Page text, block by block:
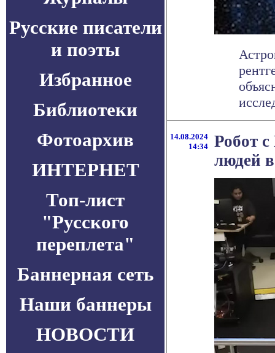
Русские писатели
и поэты
Избранное
Библиотеки
Фотоархив
ИНТЕРНЕТ
Топ-лист
"Русского
переплета"
Баннерная сеть
Наши баннеры
НОВОСТИ
14.08.2024
14:34
Робот
людей